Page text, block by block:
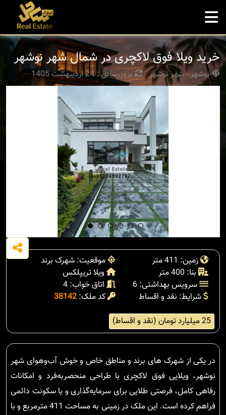
خرید ویلا فوق لاکچری در شمال شهر نوشهر
نوشهر - شهر نوشهر بروزرسانی : 24 اردیبهشت 1405
زمین: 411 متر
موقعیت: شهرک برند
بنا: 400 متر
ویلا تریپلکس
سرویس بهداشتی: 6
اتاق خواب: 4
شرایط: نقد و اقساط
کد ملک: 38142
25 میلیارد تومان (نقد و اقساط)
در یکی از شهرک های برند و مناطق خاص و خوش آب‌وهوای شهر
نوشهر، ویلایی فوق لاکچری با طراحی منحصربه‌فرد و امکانات
رفاهی کامل، فرصتی طلایی برای سرمایه‌گذاری و یا سکونت دائمی
فراهم کرده است. این ملک در زمینی به مساحت 411 مترمربع و با